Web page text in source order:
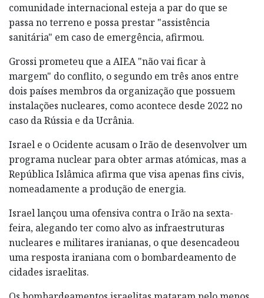
comunidade internacional esteja a par do que se
passa no terreno e possa prestar "assistência
sanitária" em caso de emergência, afirmou.
Grossi prometeu que a AIEA "não vai ficar à
margem" do conflito, o segundo em três anos entre
dois países membros da organização que possuem
instalações nucleares, como acontece desde 2022 no
caso da Rússia e da Ucrânia.
Israel e o Ocidente acusam o Irão de desenvolver um
programa nuclear para obter armas atómicas, mas a
República Islâmica afirma que visa apenas fins civis,
nomeadamente a produção de energia.
Israel lançou uma ofensiva contra o Irão na sexta-
feira, alegando ter como alvo as infraestruturas
nucleares e militares iranianas, o que desencadeou
uma resposta iraniana com o bombardeamento de
cidades israelitas.